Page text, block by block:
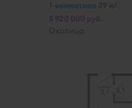
1-комнатная 39 м2
Околица